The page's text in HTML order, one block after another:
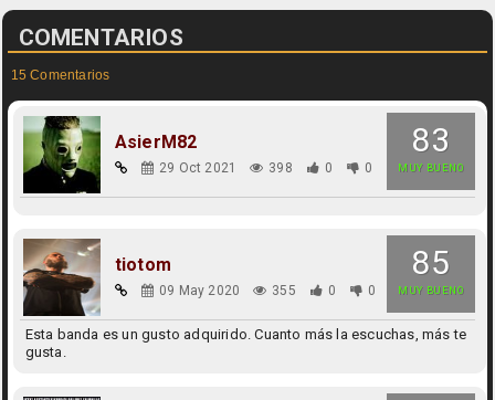
COMENTARIOS
15 Comentarios
83
MUY BUENO
AsierM82
29 Oct 2021 398 0 0
85
MUY BUENO
tiotom
09 May 2020 355 0 0
Esta banda es un gusto adquirido. Cuanto más la escuchas, más te
gusta.